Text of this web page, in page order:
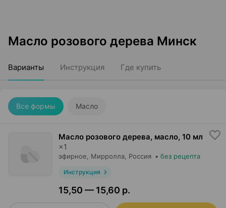
Масло розового дерева Минск
Варианты Инструкция Где купить
Все формы Масло
Масло розового дерева, масло, 10 мл
×1
эфирное, Мирролла , Россия • без рецепта
Инструкция
15,50 — 15,60 р.